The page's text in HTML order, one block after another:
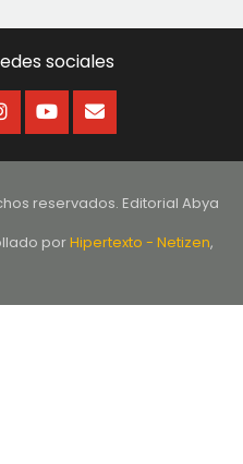
sociales
reservados. Editorial Abya
porHipertexto - Netizen,